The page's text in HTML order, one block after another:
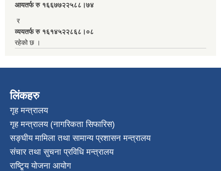
आयतर्फ रु‌ १६६७७२२५८८।७४
र
व्ययतर्फ रु १६१४५२२८६८।०८
रहेको छ ।
लिंकहरु
गृह मन्त्रालय
गृह मन्त्रालय (नागरिकता सिफारिस)
सङ्घीय मामिला तथा सामान्य प्रशासन मन्त्रालय
संचार तथा सुचना प्रविधि मन्त्रालय
राष्टि्ृय योजना आयोग